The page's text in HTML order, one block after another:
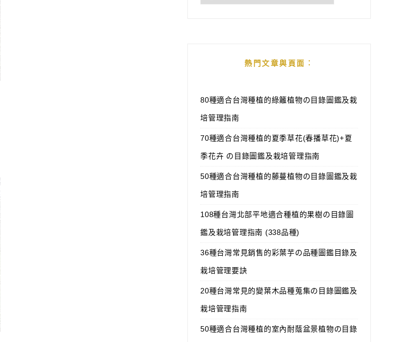
熱門文章與頁面︰
80種適合台灣種植的綠籬植物の目錄圖鑑及栽
培管理指南
70種適合台灣種植的夏季草花(春播草花)+夏
季花卉 の目錄圖鑑及栽培管理指南
50種適合台灣種植的藤蔓植物の目錄圖鑑及栽
培管理指南
108種台灣北部平地適合種植的果樹の目錄圖
鑑及栽培管理指南 (338品種)
36種台灣常見銷售的彩葉芋の品種圖鑑目錄及
栽培管理要訣
20種台灣常見的變葉木品種蒐集の目錄圖鑑及
栽培管理指南
50種適合台灣種植的室內耐蔭盆景植物の目錄